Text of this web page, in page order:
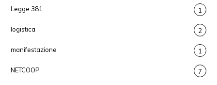
Legge 381 1
logistica 2
manifestazione 1
NETCOOP 7